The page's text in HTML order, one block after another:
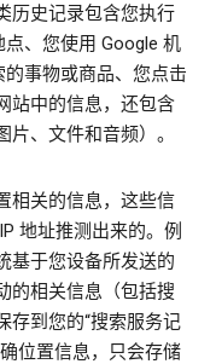
历史记录包含您执行
、您使用 Google 机
事物或商品、您点击
站中的信息，还包含
、文件和音频）。
相关的信息，这些信
地址推测出来的。例
基于您设备所发送的
的相关信息（包括搜
存到您的“搜索服务记
位置信息，只会存储